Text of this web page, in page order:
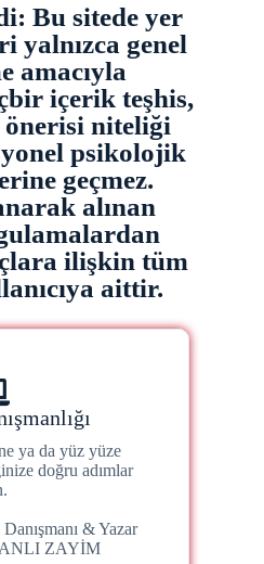
Bu sitede yer
yalnızca genel
amacıyla
içerik teşhis,
önerisi niteliği
psikolojik
geçmez.
alınan
ilişkin tüm
aittir.
ya da yüz yüze
doğru adımlar
& Yazar
ZAYİM